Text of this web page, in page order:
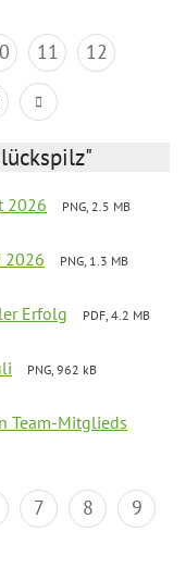
11
12
2026
PNG, 2.5 MB
2026
PNG, 1.3 MB
Erfolg
PDF, 4.2 MB
PNG, 962 kB
Team-Mitglieds
7 8
9